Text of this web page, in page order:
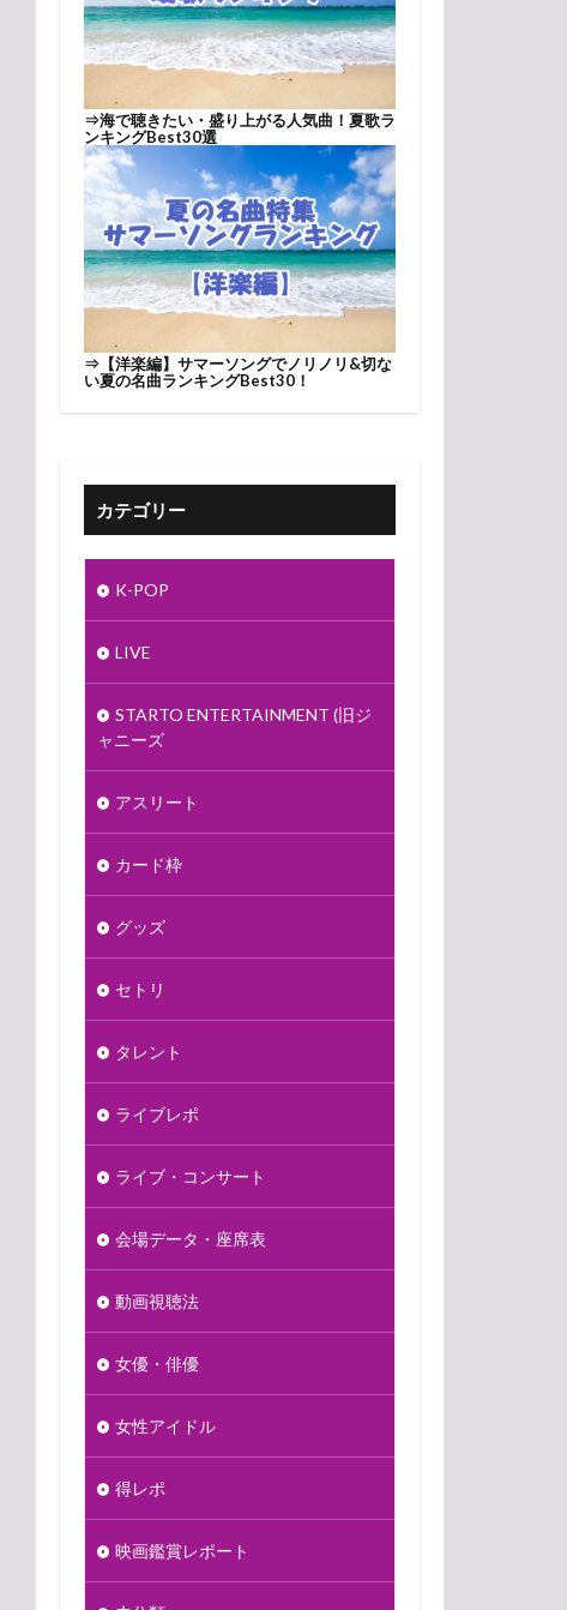
⇒海で聴きたい・盛り上がる人気曲！夏歌ラ
ンキングBest30選
⇒ 【洋楽編】サマーソングでノリノリ&切な
い夏の名曲ランキングBest30！
カテゴリー
K-POP
LIVE
STARTO ENTERTAINMENT (旧ジ
ャニーズ
アスリート
カード枠
グッズ
セトリ
タレント
ライブレポ
ライブ・コンサート
会場データ・座席表
動画視聴法
女優・俳優
女性アイドル
得レポ
映画鑑賞レポート